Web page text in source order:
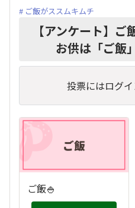
ご飯がススムキムチ
【アンケート】
お供は「ご飯
投票にはログイ
ご飯🍚